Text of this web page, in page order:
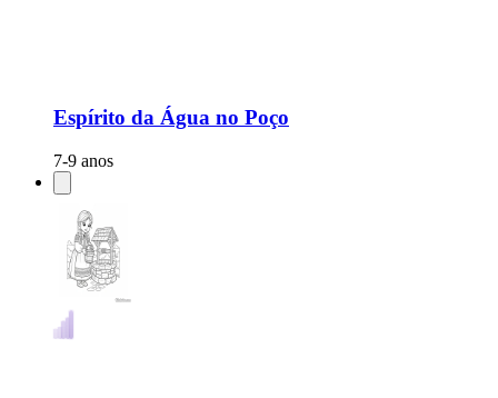
Espírito da Água no Poço
7-9 anos